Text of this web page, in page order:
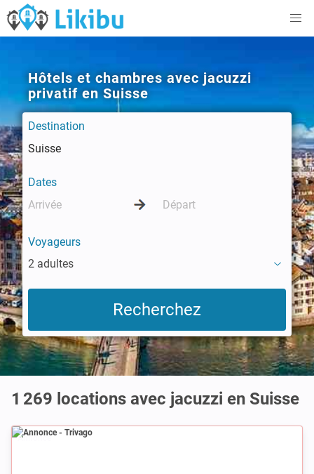
Hôtels et chambres avec jacuzzi
privatif en Suisse
Destination
Dates
Voyageurs
2 adultes
1 269 locations avec jacuzzi en Suisse
Annonce